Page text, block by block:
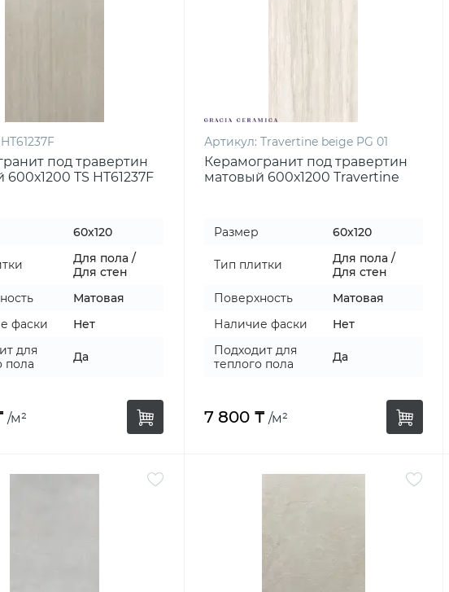
HT61237F
под травертин
TS HT61237F
60x120
Для пола /
Для стен
Матовая
фаски
Нет
для
пола
Да
/м²
Артикул: Travertine beige PG 01
Керамогранит под травертин
матовый 600х1200 Travertine
Размер 60x120
Тип плитки
Для пола /
Для стен
Поверхность
Матовая
Наличие фаски
Нет
Подходит для
теплого пола
Да
7 800 ₸ /м²